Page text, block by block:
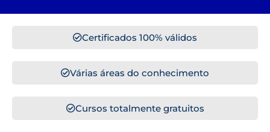
Certificados 100% válidos
Várias áreas do conhecimento
Cursos totalmente gratuitos